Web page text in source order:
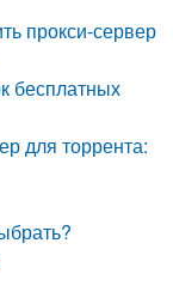
прокси-сервер
бесплатных
для торрента: